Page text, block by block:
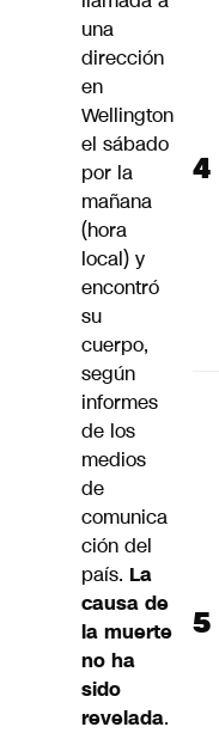
una
dirección
en
Wellington
el sábado
por la
mañana
(hora
local) y
encontró
su
cuerpo,
según
informes
de los
medios
de
comunica
ción del
país. La
causa de
la muerte
no ha
sido
revelada.